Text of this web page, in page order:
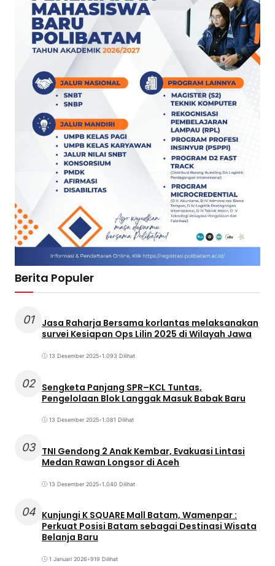
Berita Populer
01
Jasa Raharja Bersama korlantas melaksanakan
survei Kesiapan Ops Lilin 2025 di Wilayah Jawa
13 Desember 2025•1.093 Dilihat
02 Sengketa Panjang SPR–KCL Tuntas,
Pengelolaan Blok Langgak Masuk Babak Baru
13 Desember 2025•1.081 Dilihat
03 TNI Gendong 2 Anak Kembar, Evakuasi Lintasi
Medan Rawan Longsor di Aceh
13 Desember 2025•1.040 Dilihat
04 Kunjungi K SQUARE Mall Batam, Wamenpar :
Perkuat Posisi Batam sebagai Destinasi Wisata
Belanja Baru
1 Januari 2026•919 Dilihat